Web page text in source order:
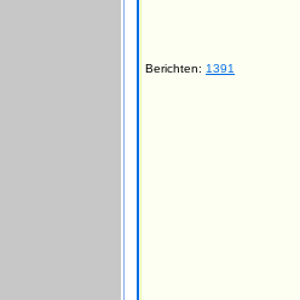
Berichten: 1391